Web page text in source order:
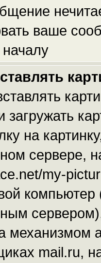
ваше
загружать
на
сервере,
my-
компьютер
механизмом
mail.ru,